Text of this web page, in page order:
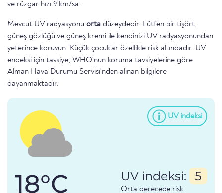
ve rüzgar hızı 9 km/sa.
Mevcut UV radyasyonu orta düzeydedir. Lütfen bir tişört,
güneş gözlüğü ve güneş kremi ile kendinizi UV radyasyonundan
yeterince koruyun. Küçük çocuklar özellikle risk altındadır. UV
endeksi için tavsiye, WHO'nun koruma tavsiyelerine göre
Alman Hava Durumu Servisi'nden alınan bilgilere
dayanmaktadır.
UV indeksi
18°C UV indeksi: 5
Orta derecede risk